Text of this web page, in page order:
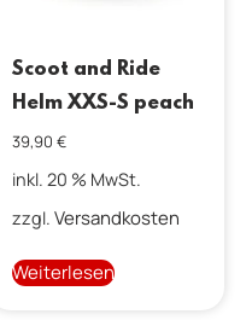
Scoot and Ride
Helm XXS-S peach
39,90 €
inkl. 20 % MwSt.
zzgl. Versandkosten
Weiterlesen